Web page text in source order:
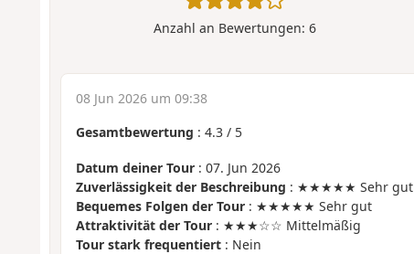
Anzahl an Bewertungen: 6
08 Jun 2026 um 09:38
Gesamtbewertung : 4.3/ 5
Datum deiner Tour: 07. Jun 2026
Zuverlässigkeit der Beschreibung : ★★★★★ Sehr gut
Bequemes Folgen der Tour: ★★★★★ Sehr gut
Attraktivität der Tour: ★★★☆☆ Mittelmäßig
Tour stark frequentiert: Nein